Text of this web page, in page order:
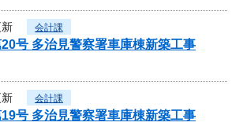
会計課
20号 多治見警察署車庫棟新築工事
会計課
19号 多治見警察署車庫棟新築工事